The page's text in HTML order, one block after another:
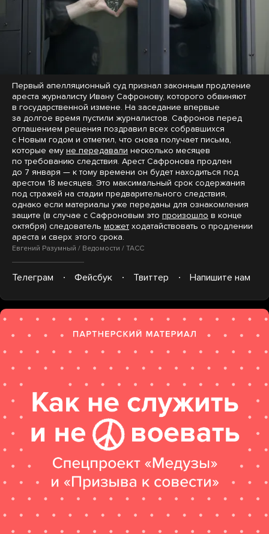
Первый апелляционный суд признал законным продление
ареста журналисту Ивану Сафронову, которого обвиняют
в государственной измене. На заседание впервые
за долгое время пустили журналистов. Сафронов перед
оглашением решения поздравил всех собравшихся
с Новым годом и отметил, что снова получает письма,
которые ему не передавали несколько месяцев
по требованию следствия. Арест Сафронова продлен
до 7 января — к тому времени он будет находиться под
арестом 18 месяцев. Это максимальный срок содержания
под стражей на стадии предварительного следствия,
однако если материалы уже переданы для ознакомления
защите (в случае с Сафроновым это произошло в конце
октября) следователь может ходатайствовать о продлении
ареста и сверх этого срока.
Евгений Разумный / Ведомости / ТАСС
Телеграм Фейсбук Твиттер Напишите нам